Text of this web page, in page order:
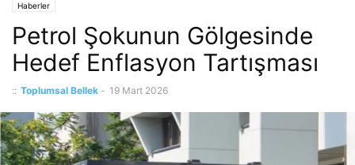
Haberler
Petrol Şokunun Gölgesinde
Hedef Enflasyon Tartışması
:: Toplumsal Bellek - 19 Mart 2026